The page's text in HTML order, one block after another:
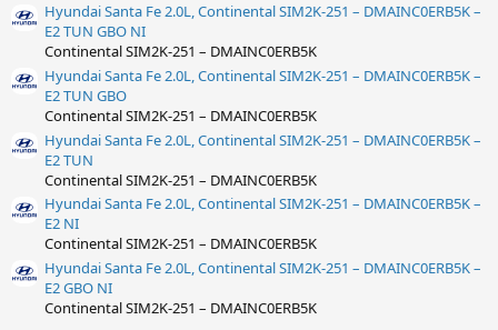
Hyundai Santa Fe 2.0L, Continental SIM2K-251 – DMAINC0ERB5K –
E2 TUN GBO NI
Continental SIM2K-251 – DMAINC0ERB5K
Hyundai Santa Fe 2.0L, Continental SIM2K-251 – DMAINC0ERB5K –
E2 TUN GBO
Continental SIM2K-251 – DMAINC0ERB5K
Hyundai Santa Fe 2.0L, Continental SIM2K-251 – DMAINC0ERB5K –
E2 TUN
Continental SIM2K-251 – DMAINC0ERB5K
Hyundai Santa Fe 2.0L, Continental SIM2K-251 – DMAINC0ERB5K –
E2 NI
Continental SIM2K-251 – DMAINC0ERB5K
Hyundai Santa Fe 2.0L, Continental SIM2K-251 – DMAINC0ERB5K –
E2 GBO NI
Continental SIM2K-251 – DMAINC0ERB5K